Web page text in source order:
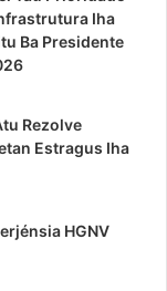
Iha
Ba Presidente
Rezolve
Estragus Iha
HGNV